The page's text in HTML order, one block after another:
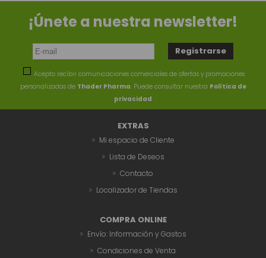
¡Únete a nuestra newsletter!
Acepto recibir comunicaciones comerciales de ofertas y promociones
personalizadas de Thader Pharma. Puede consultar nuestra Política de
privacidad
EXTRAS
Mi espacio de Cliente
Lista de Deseos
Contacto
Localizador de Tiendas
COMPRA ONLINE
Envío: Información y Gastos
Condiciones de Venta